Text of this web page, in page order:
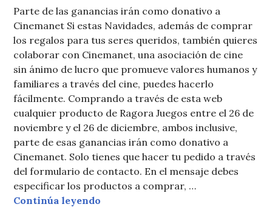
Parte de las ganancias irán como donativo a
Cinemanet Si estas Navidades, además de comprar
los regalos para tus seres queridos, también quieres
colaborar con Cinemanet, una asociación de cine
sin ánimo de lucro que promueve valores humanos y
familiares a través del cine, puedes hacerlo
fácilmente. Comprando a través de esta web
cualquier producto de Ragora Juegos entre el 26 de
noviembre y el 26 de diciembre, ambos inclusive,
parte de esas ganancias irán como donativo a
Cinemanet. Solo tienes que hacer tu pedido a través
del formulario de contacto. En el mensaje debes
especificar los productos a comprar, …
Continúa leyendo